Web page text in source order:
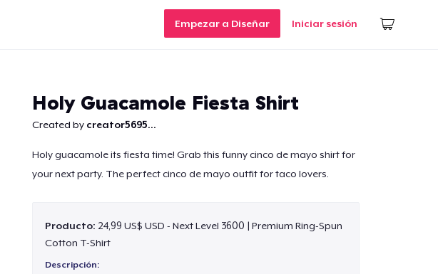
Empezar a Diseñar Iniciar sesión
Holy Guacamole Fiesta Shirt
Created by creator5695...
Holy guacamole its fiesta time! Grab this funny cinco de mayo shirt for
your next party. The perfect cinco de mayo outfit for taco lovers.
Producto: 24,99 US$ USD - Next Level 3600 | Premium Ring-Spun
Cotton T-Shirt
Descripción: